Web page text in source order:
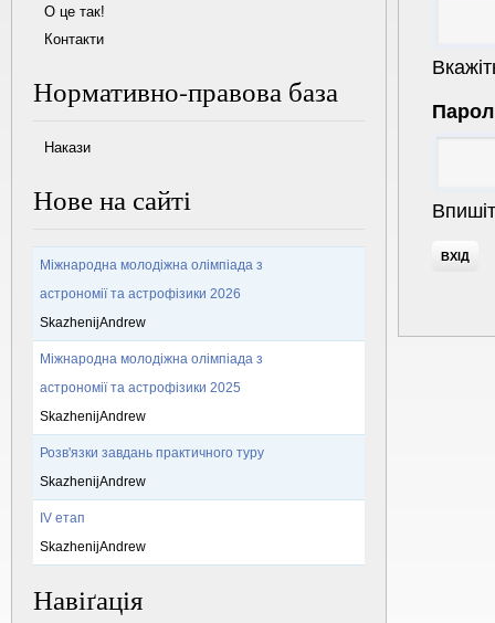
О це так!
Контакти
Нормативно-правова база
Накази
Нове на сайті
Міжнародна молодіжна олімпіада з
астрономії та астрофізики 2026
SkazhenijAndrew
Міжнародна молодіжна олімпіада з
астрономії та астрофізики 2025
SkazhenijAndrew
Розв'язки завдань практичного туру
SkazhenijAndrew
IV етап
SkazhenijAndrew
Навіґація